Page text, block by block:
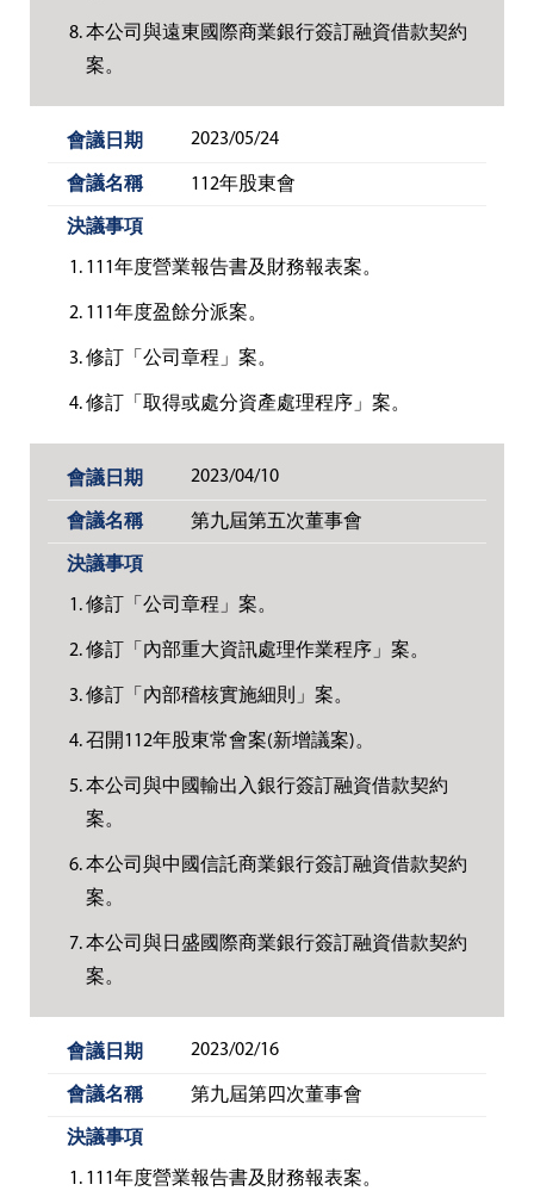
本公司與遠東國際商業銀行簽訂融資借款契約
案。
2023/05/24
112年股東會
111年度營業報告書及財務報表案。
111年度盈餘分派案。
修訂「公司章程」案。
修訂「取得或處分資產處理程序」案。
2023/04/10
第九屆第五次董事會
修訂「公司章程」案。
修訂「內部重大資訊處理作業程序」案。
修訂「內部稽核實施細則」案。
召開112年股東常會案(新增議案)。
本公司與中國輸出入銀行簽訂融資借款契約
案。
本公司與中國信託商業銀行簽訂融資借款契約
案。
本公司與日盛國際商業銀行簽訂融資借款契約
案。
2023/02/16
第九屆第四次董事會
111年度營業報告書及財務報表案。